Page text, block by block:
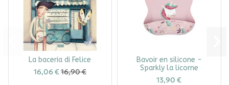
La baceria di Felice
16,06 €16,90 €
Bavoir en silicone -
Sparkly la licorne
13,90 €